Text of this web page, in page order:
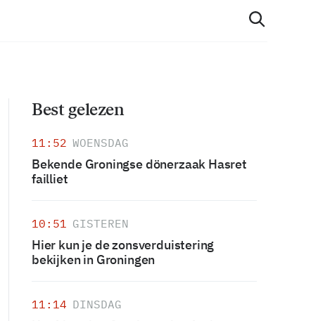
Best gelezen
11:52 WOENSDAG
Bekende Groningse dönerzaak Hasret
failliet
10:51 GISTEREN
Hier kun je de zonsverduistering
bekijken in Groningen
11:14 DINSDAG